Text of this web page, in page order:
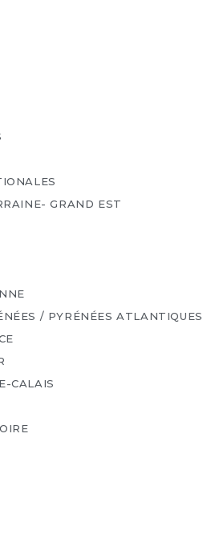
GRAND EST
/ PYRÉNÉES ATLANTIQUES
CALAIS